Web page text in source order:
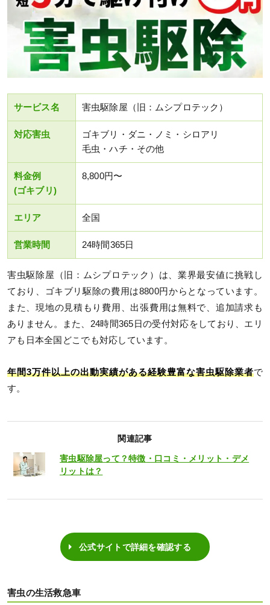
サービス名 害虫駆除屋（旧：ムシプロテック）
対応害虫
ゴキブリ・ダニ・ノミ・シロアリ
毛虫・ハチ・その他
料金例
(ゴキブリ)
8,800円〜
エリア 全国
営業時間 24時間365日
害虫駆除屋（旧：ムシプロテック）は、業界最安値に挑戦し
ており、ゴキブリ駆除の費用は8800円からとなっています。
また、現地の見積もり費用、出張費用は無料で、追加請求も
ありません。また、24時間365日の受付対応をしており、エリ
アも日本全国どこでも対応しています。
年間3万件以上の出動実績がある経験豊富な害虫駆除業者で
す。
関連記事
害虫駆除屋って？特徴・口コミ・メリット・デメ
リットは？
公式サイトで詳細を確認する
害虫の生活救急車